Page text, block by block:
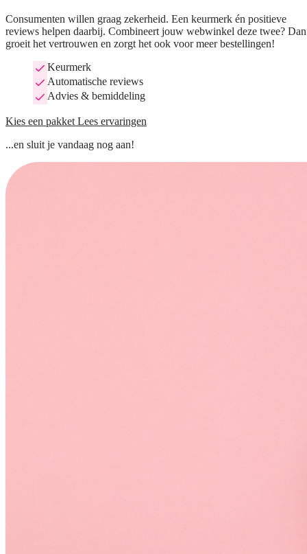
Consumenten willen graag zekerheid. Een keurmerk én positieve
reviews helpen daarbij. Combineert jouw webwinkel deze twee? Dan
groeit het vertrouwen en zorgt het ook voor meer bestellingen!
Keurmerk
Automatische reviews
Advies & bemiddeling
Kies een pakket Lees ervaringen
...en sluit je vandaag nog aan!